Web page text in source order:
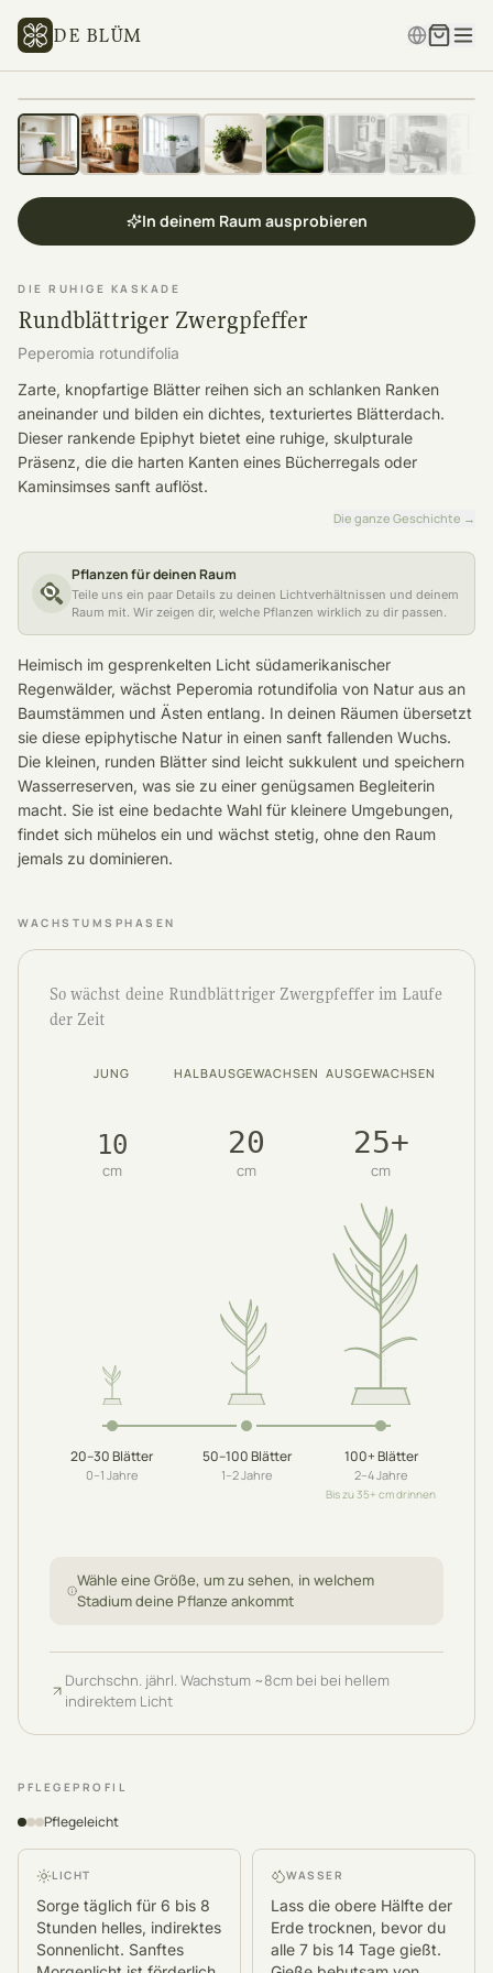
DE BLÜM
In deinem Raum ausprobieren
DIE RUHIGE KASKADE
Rundblättriger Zwergpfeffer
Peperomia rotundifolia
Zarte, knopfartige Blätter reihen sich an schlanken Ranken
aneinander und bilden ein dichtes, texturiertes Blätterdach.
Dieser rankende Epiphyt bietet eine ruhige, skulpturale
Präsenz, die die harten Kanten eines Bücherregals oder
Kaminsimses sanft auflöst.
Die ganze Geschichte →
Pflanzen für deinen Raum
Teile uns ein paar Details zu deinen Lichtverhältnissen und deinem
Raum mit. Wir zeigen dir, welche Pflanzen wirklich zu dir passen.
Heimisch im gesprenkelten Licht südamerikanischer
Regenwälder, wächst Peperomia rotundifolia von Natur aus an
Baumstämmen und Ästen entlang. In deinen Räumen übersetzt
sie diese epiphytische Natur in einen sanft fallenden Wuchs.
Die kleinen, runden Blätter sind leicht sukkulent und speichern
Wasserreserven, was sie zu einer genügsamen Begleiterin
macht. Sie ist eine bedachte Wahl für kleinere Umgebungen,
findet sich mühelos ein und wächst stetig, ohne den Raum
jemals zu dominieren.
WACHSTUMSPHASEN
So wächst deine Rundblättriger Zwergpfeffer im Laufe
der Zeit
JUNG
10
cm
20–30Blätter
0–1 Jahre
HALBAUSGEWACHSEN
20
cm
50–100Blätter
1–2Jahre
AUSGEWACHSEN
25+
cm
100+Blätter
2–4Jahre
Bis zu 35+ cm drinnen
Wähle eine Größe, um zu sehen, in welchem
Stadium deine Pflanze ankommt
Durchschn. jährl. Wachstum ~8cm bei bei hellem
indirektem Licht
PFLEGEPROFIL
Pflegeleicht
LICHT
Sorge täglich für 6 bis 8
Stunden helles, indirektes
Sonnenlicht. Sanftes
WASSER
Lass die obere Hälfte der
Erde trocknen, bevor du
alle 7 bis 14 Tage gießt.